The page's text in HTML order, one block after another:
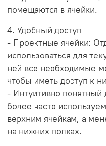
помещаются в ячейки.
4. Удобный доступ
- Проектные ячейки:
использоваться для
ней все необходимые
чтобы иметь доступ к
- Интуитивно понятный
более часто
верхним ячейкам, а
на нижних полках.